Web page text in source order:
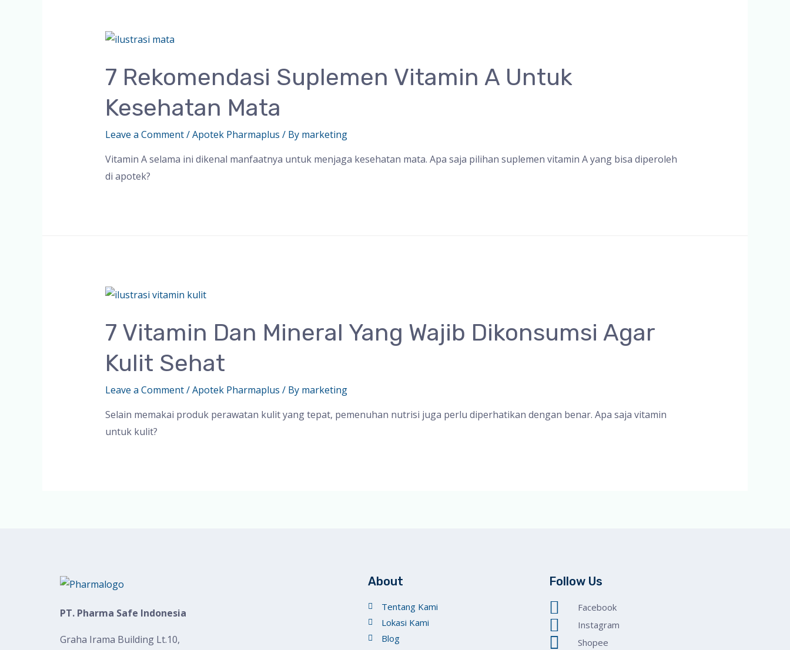
7 Rekomendasi Suplemen Vitamin A Untuk
Kesehatan Mata
Leave a Comment/Apotek Pharmaplus / By marketing
Vitamin A selama ini dikenal manfaatnya untuk menjaga kesehatan mata. Apa saja pilihan suplemen vitamin A yang bisa diperoleh
di apotek?
7 Vitamin Dan Mineral Yang Wajib Dikonsumsi Agar
Kulit Sehat
Leave a Comment/Apotek Pharmaplus / By marketing
Selain memakai produk perawatan kulit yang tepat, pemenuhan nutrisi juga perlu diperhatikan dengan benar. Apa saja vitamin
untuk kulit?
PT. Pharma Safe Indonesia
Graha Irama Building Lt.10,
About
Tentang Kami
Lokasi Kami
Blog
Follow Us
Facebook
Instagram
Shopee